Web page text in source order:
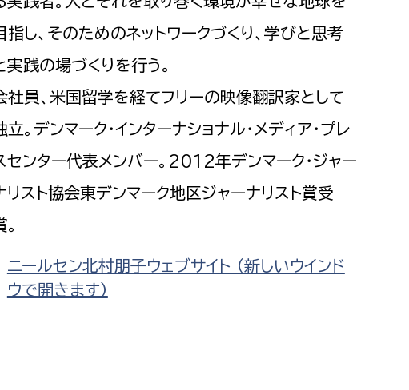
指し、そのためのネットワークづくり、学びと思考
実践の場づくりを行う。
社員、米国留学を経てフリーの映像翻訳家として
立。デンマーク・インターナショナル・メディア・プレ
センター代表メンバー。2012年デンマーク・ジャー
リスト協会東デンマーク地区ジャーナリスト賞受
。
ニールセン北村朋子ウェブサイト （新しいウインド
ウで開きます）